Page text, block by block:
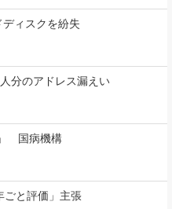
ィスクを紛失
分のアドレス漏えい
国病機構
ごと評価」主張